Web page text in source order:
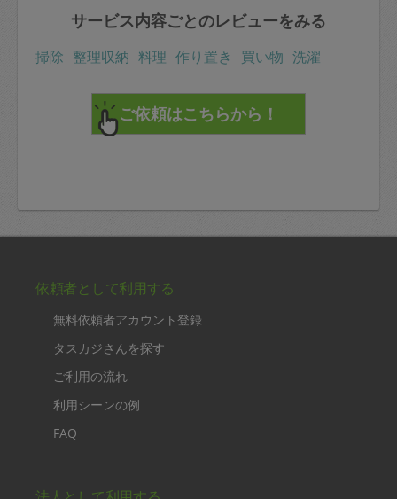
サービス内容ごとのレビューをみる
掃除 整理収納 料理 作り置き 買い物 洗濯
依頼者として利用する
無料依頼者アカウント登録
タスカジさんを探す
ご利用の流れ
利用シーンの例
FAQ